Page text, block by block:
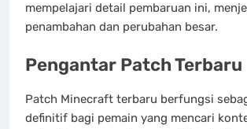
mempelajari detail pembaruan ini,
penambahan dan perubahan besar.
Pengantar Patch Terbaru
Patch Minecraft terbaru berfungsi
definitif bagi pemain yang mencari